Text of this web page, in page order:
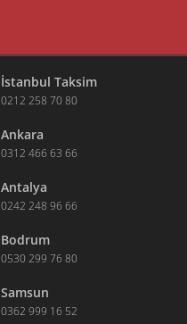
İstanbul Taksim
0212 258 70 80
Ankara
0312 466 63 66
Antalya
0242 248 96 66
Bodrum
0530 299 76 80
Samsun
0362 999 16 52